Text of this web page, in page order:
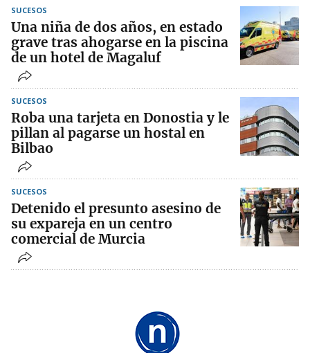
SUCESOS
Una niña de dos años, en estado
grave tras ahogarse en la piscina
de un hotel de Magaluf
SUCESOS
Roba una tarjeta en Donostia y le
pillan al pagarse un hostal en
Bilbao
SUCESOS
Detenido el presunto asesino de
su expareja en un centro
comercial de Murcia